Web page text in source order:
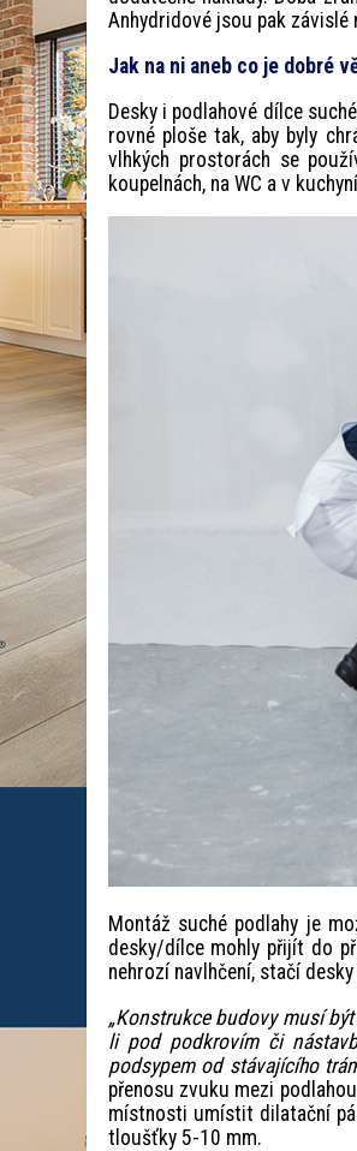
Anhydridové jsou pak závislé
Jak na ni aneb co je dobré
Desky i podlahové dílce
rovné ploše tak, aby byly
vlhkých prostorách se
koupelnách, na WC a v
Montáž suché podlahy je
desky/dílce mohly přijít do
nehrozí navlhčení, stačí
„Konstrukce budovy musí
li pod podkrovím či
podsypem od stávajícího
přenosu zvuku mezi
místnosti umístit dilatační
tloušťky 5-10 mm.